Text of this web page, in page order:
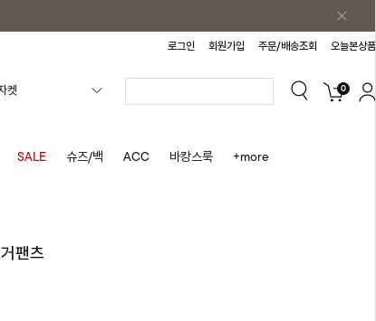
로그인 회원가입 주문/배송조회 오늘본상품
켓
시원피스
0
SALE 슈즈/백 ACC 바캉스룩 +more
팬츠